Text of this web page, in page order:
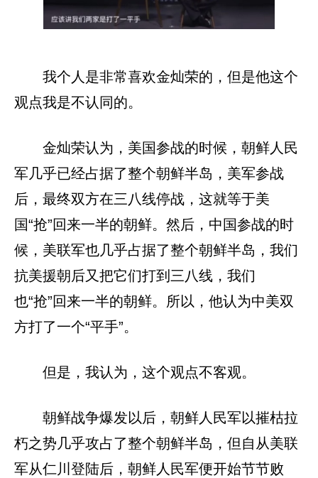
我个人是非常喜欢金灿荣的，但是他这个
观点我是不认同的。
金灿荣认为，美国参战的时候，朝鲜人民
军几乎已经占据了整个朝鲜半岛，美军参战
后，最终双方在三八线停战，这就等于美
国“抢”回来一半的朝鲜。然后，中国参战的时
候，美联军也几乎占据了整个朝鲜半岛，我们
抗美援朝后又把它们打到三八线，我们
也“抢”回来一半的朝鲜。所以，他认为中美双
方打了一个“平手”。
但是，我认为，这个观点不客观。
朝鲜战争爆发以后，朝鲜人民军以摧枯拉
朽之势几乎攻占了整个朝鲜半岛，但自从美联
军从仁川登陆后，朝鲜人民军便开始节节败